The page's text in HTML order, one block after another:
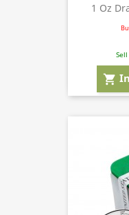
1 Oz
Sell
shopping_cart